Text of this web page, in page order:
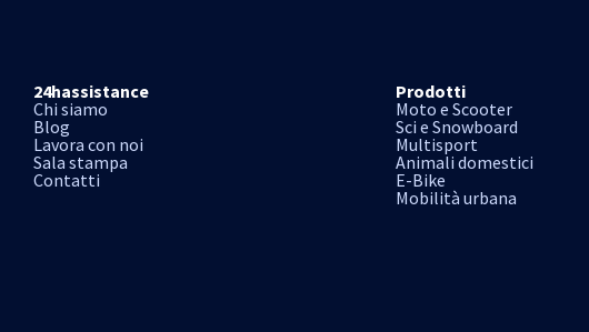
24hassistance
Chi siamo
Blog
Lavora con noi
Sala stampa
Contatti
Prodotti
Moto e Scooter
Sci e Snowboard
Multisport
Animali domestici
E-Bike
Mobilità urbana